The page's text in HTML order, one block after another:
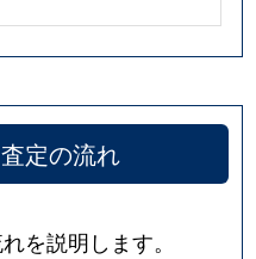
定の流れ
を説明します。